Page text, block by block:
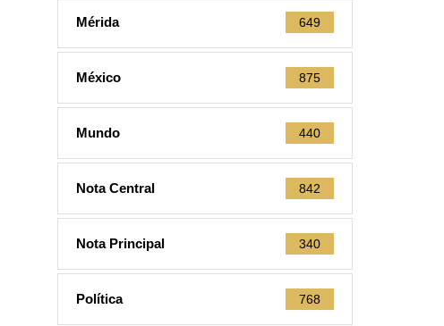
Mérida 649
México 875
Mundo 440
Nota Central 842
Nota Principal 340
Política 768